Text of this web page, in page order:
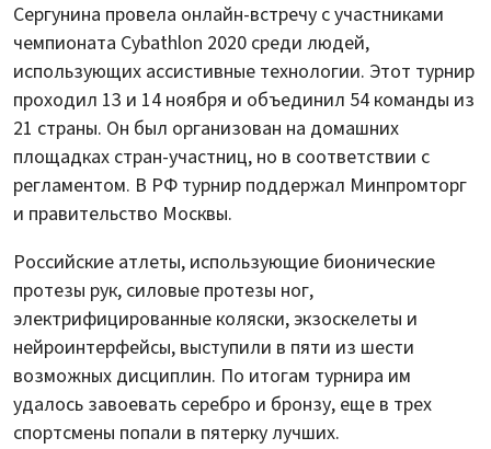
Сергунина провела онлайн-встречу с участниками
чемпионата Cybathlon 2020 среди людей,
использующих ассистивные технологии. Этот турнир
проходил 13 и 14 ноября и объединил 54 команды из
21 страны. Он был организован на домашних
площадках стран-участниц, но в соответствии с
регламентом. В РФ турнир поддержал Минпромторг
и правительство Москвы.
Российские атлеты, использующие бионические
протезы рук, силовые протезы ног,
электрифицированные коляски, экзоскелеты и
нейроинтерфейсы, выступили в пяти из шести
возможных дисциплин. По итогам турнира им
удалось завоевать серебро и бронзу, еще в трех
спортсмены попали в пятерку лучших.